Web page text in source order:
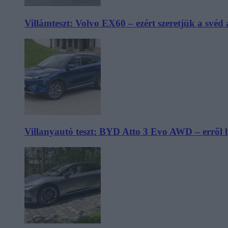
Villámteszt: Volvo EX60 – ezért szeretjük a svéd
Villanyautó teszt: BYD Atto 3 Evo AWD – erről